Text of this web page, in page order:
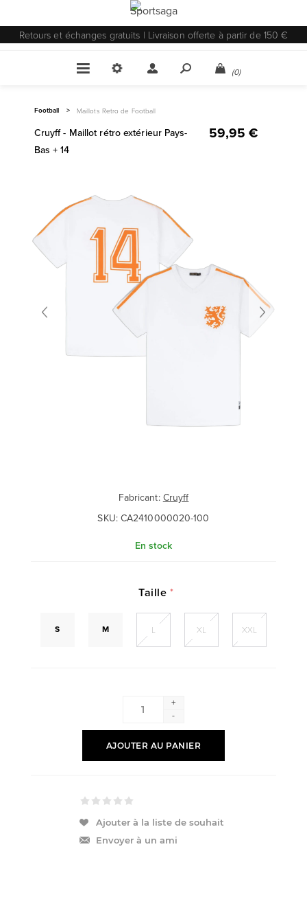
Retours et échanges gratuits | Livraison offerte à partir de 150 €
(0)
Football > Maillots Retro de Football
Cruyff - Maillot rétro extérieur Pays-
Bas + 14
59,95 €
Fabricant: Cruyff
SKU:CA2410000020-100
En stock
Taille *
S M L XL XXL
+
-
AJOUTER AU PANIER
Ajouter à la liste de souhait
Envoyer à un ami